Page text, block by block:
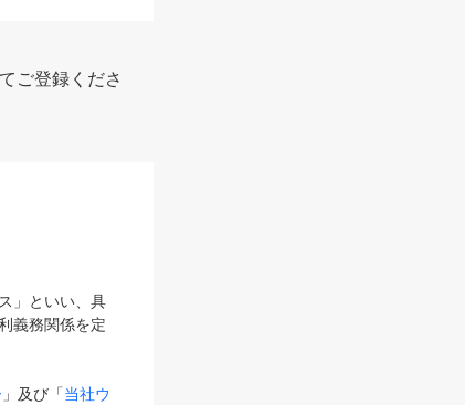
ご登録くださ
」といい、具
義務関係を定
」及び「当社ウ